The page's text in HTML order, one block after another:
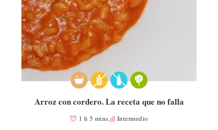
Arroz con cordero. La receta que no falla
1 h 5 mins Intermedio